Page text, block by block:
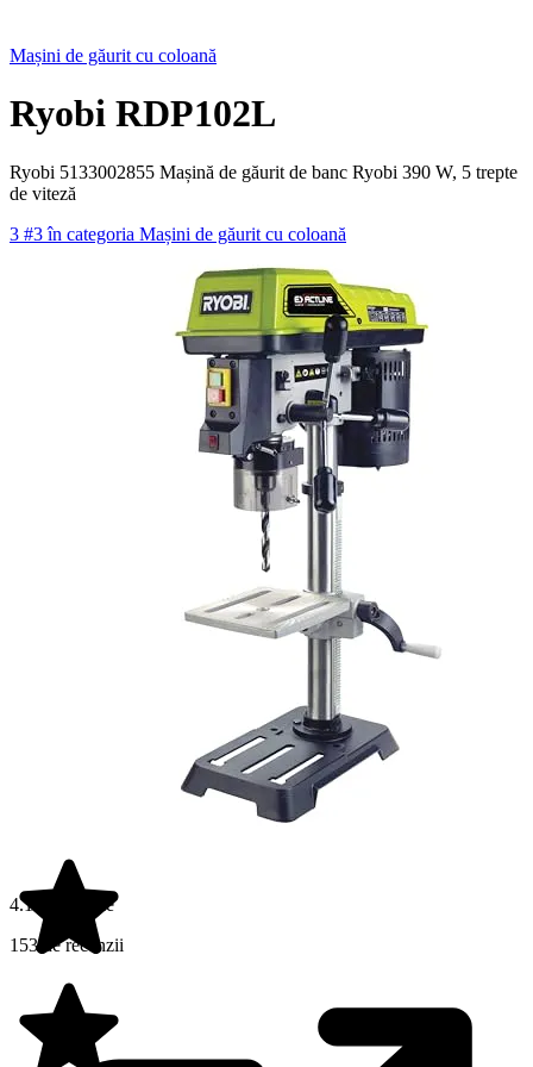
Mașini de găurit cu coloană
Ryobi RDP102L
Ryobi 5133002855 Mașină de găurit de banc Ryobi 390 W, 5 trepte
de viteză
3 #3 în categoria Mașini de găurit cu coloană
4.1 din 5 stele
153 de recenzii